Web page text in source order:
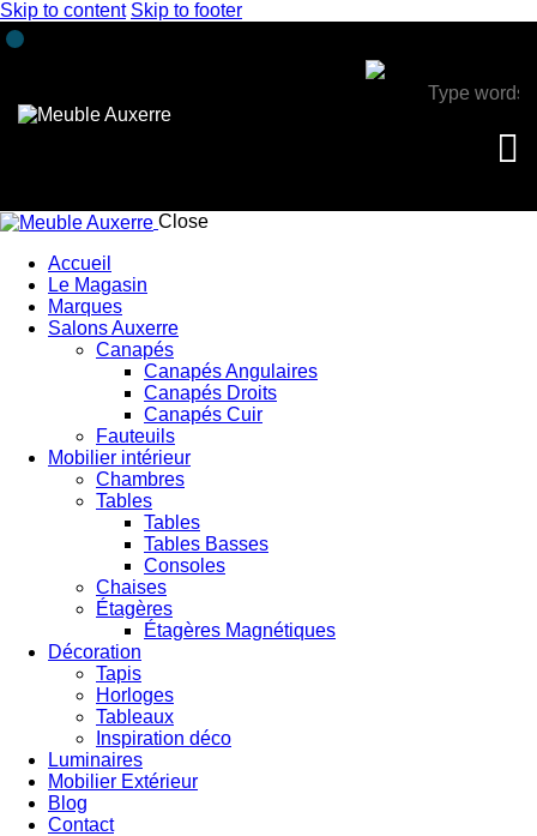
Skip to content Skip to footer
Close
Accueil
Le Magasin
Marques
Salons Auxerre
Canapés
Canapés Angulaires
Canapés Droits
Canapés Cuir
Fauteuils
Mobilier intérieur
Chambres
Tables
Tables
Tables Basses
Consoles
Chaises
Étagères
Étagères Magnétiques
Décoration
Tapis
Horloges
Tableaux
Inspiration déco
Luminaires
Mobilier Extérieur
Blog
Contact